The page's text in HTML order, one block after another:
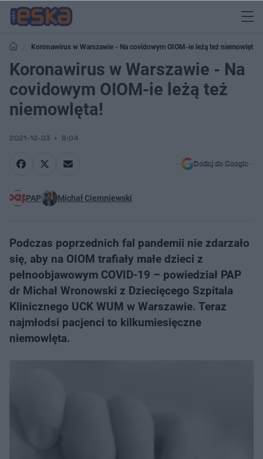
Koronawirus w Warszawie - Na covidowym OIOM-ie leżą też niemowlęta!
Koronawirus w Warszawie - Na
covidowym OIOM-ie leżą też
niemowlęta!
2021-12-03 8:04
Dodaj do Google
PAP Michał Ciemniewski
Podczas poprzednich fal pandemii nie zdarzało
się, aby na OIOM trafiały małe dzieci z
pełnoobjawowym COVID-19 – powiedział PAP
dr Michał Wronowski z Dziecięcego Szpitala
Klinicznego UCK WUM w Warszawie. Teraz
najmłodsi pacjenci to kilkumiesięczne
niemowlęta.